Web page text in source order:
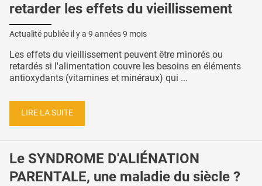
retarder les effets du vieillissement
Actualité publiée il y a 9 années 9 mois
Les effets du vieillissement peuvent être minorés ou
retardés si l'alimentation couvre les besoins en éléments
antioxydants (vitamines et minéraux) qui ...
LIRE LA SUITE
Le SYNDROME D'ALIÉNATION
PARENTALE, une maladie du siècle ?